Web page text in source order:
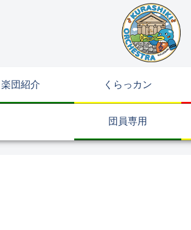
楽団紹介 くらっカン
団員専用